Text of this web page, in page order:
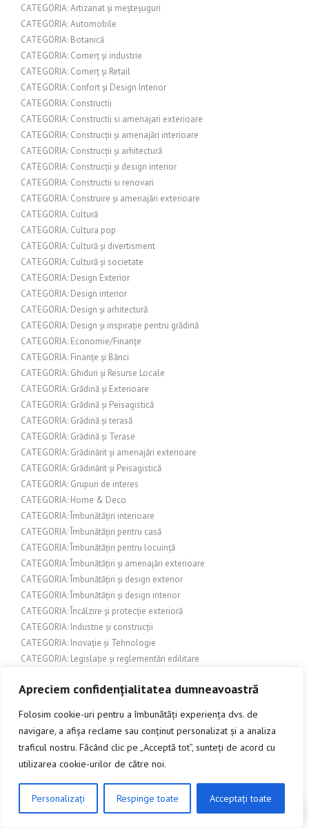
Apreciem confidențialitatea dumneavoastră
Folosim cookie-uri pentru a îmbunătăți experiența dvs. de
navigare, a afișa reclame sau conținut personalizat și a analiza
traficul nostru. Făcând clic pe „Acceptă tot”, sunteți de acord cu
utilizarea cookie-urilor de către noi.
Personalizați Respinge toate Acceptați toate
CATEGORIA: Artizanat și meșteșuguri
CATEGORIA: Automobile
CATEGORIA: Botanică
CATEGORIA: Comerț și industrie
CATEGORIA: Comerț și Retail
CATEGORIA: Confort și Design Interior
CATEGORIA: Constructii
CATEGORIA: Constructii si amenajari exterioare
CATEGORIA: Construcții și amenajări interioare
CATEGORIA: Construcții și arhitectură
CATEGORIA: Construcții și design interior
CATEGORIA: Constructii si renovari
CATEGORIA: Construire și amenajări exterioare
CATEGORIA: Cultură
CATEGORIA: Cultura pop
CATEGORIA: Cultură și divertisment
CATEGORIA: Cultură și societate
CATEGORIA: Design Exterior
CATEGORIA: Design interior
CATEGORIA: Design și arhitectură
CATEGORIA: Design și inspirație pentru grădină
CATEGORIA: Economie/Finanțe
CATEGORIA: Finanțe și Bănci
CATEGORIA: Ghiduri și Resurse Locale
CATEGORIA: Grădină și Exterioare
CATEGORIA: Grădină și Peisagistică
CATEGORIA: Grădină și terasă
CATEGORIA: Grădină și Terase
CATEGORIA: Grădinărit și amenajări exterioare
CATEGORIA: Grădinărit și Peisagistică
CATEGORIA: Grupuri de interes
CATEGORIA: Home & Deco
CATEGORIA: Îmbunătățiri interioare
CATEGORIA: Îmbunătățiri pentru casă
CATEGORIA: Îmbunătățiri pentru locuință
CATEGORIA: Îmbunătățiri și amenajări exterioare
CATEGORIA: Îmbunătățiri și design exterior
CATEGORIA: Îmbunătățiri și design interior
CATEGORIA: Încălzire și protecție exterioră
CATEGORIA: Industrie și construcții
CATEGORIA: Inovație și Tehnologie
CATEGORIA: Legislație și reglementări edilitare
CATEGORIA: Localități și evenimente
CATEGORIA: Modă și frumusețe
CATEGORIA: Natură
CATEGORIA: Natură și Mediu
CATEGORIA: Necunoscută
CATEGORIA: Peisaj și arhitectură
CATEGORIA: Pergole din lemn
CATEGORIA: Pescuit
CLICK AICI PENTRU A DISCUTA